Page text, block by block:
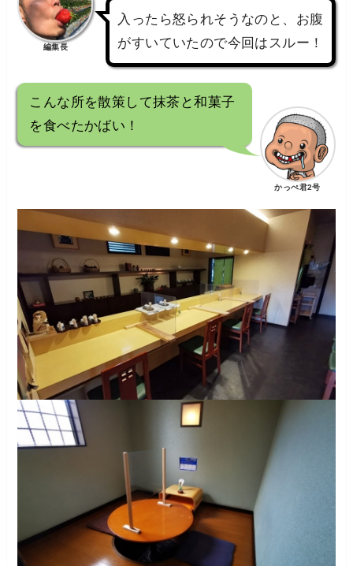
編集長
入ったら怒られそうなのと、お腹
がすいていたので今回はスルー！
こんな所を散策して抹茶と和菓子
を食べたかばい！
かっぺ君2号